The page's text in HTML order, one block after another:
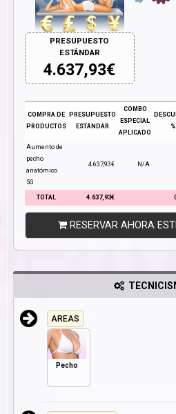
PRESUPUESTO
ESTÁNDAR
4.637,93€
COMPRA DE
PRODUCTOS
PRESUPUESTO
ESTÁNDAR
COMBO
ESPECIAL
APLICADO
%
Aumento de
pecho
anatómico
5G
4.637,93€ N/A
TOTAL 4.637,93€
RESERVAR AHORA
AREAS
Pecho